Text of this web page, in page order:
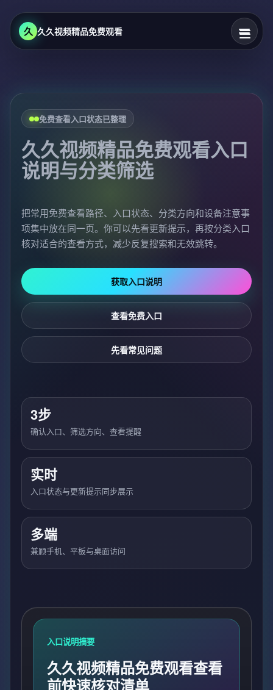
久 久久视频精品免费观看
免费查看入口状态已整理
久久视频精品免费观看入口
说明与分类筛选
把常用免费查看路径、入口状态、分类方向和设备注意事
项集中放在同一页。你可以先看更新提示，再按分类入口
核对适合的查看方式，减少反复搜索和无效跳转。
获取入口说明
查看免费入口
先看常见问题
3步
确认入口、筛选方向、查看提醒
实时
入口状态与更新提示同步展示
多端
兼顾手机、平板与桌面访问
入口说明摘要
久久视频精品免费观看查看
前快速核对清单